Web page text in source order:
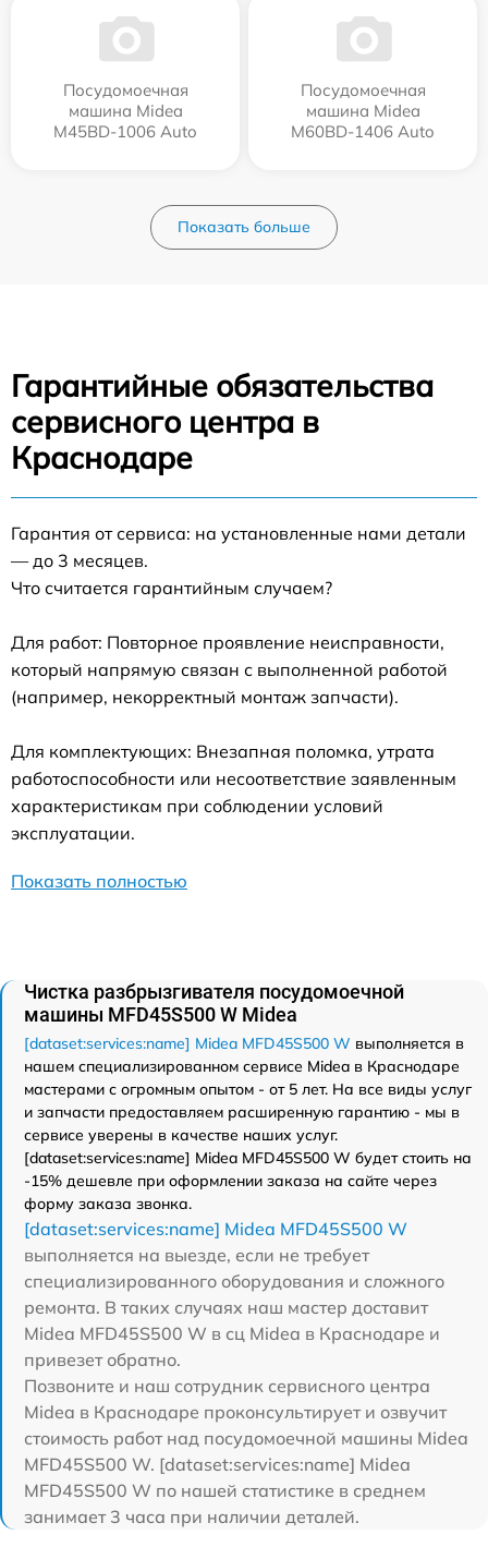
Посудомоечная
машина Midea
M45BD-1006 Auto
Посудомоечная
машина Midea
M60BD-1406 Auto
Показать больше
Гарантийные обязательства
сервисного центра в
Краснодаре
Гарантия от сервиса: на установленные нами детали
— до 3 месяцев.
Что считается гарантийным случаем?
Для работ: Повторное проявление неисправности,
который напрямую связан с выполненной работой
(например, некорректный монтаж запчасти).
Для комплектующих: Внезапная поломка, утрата
работоспособности или несоответствие заявленным
характеристикам при соблюдении условий
эксплуатации.
Показать полностью
Чистка разбрызгивателя посудомоечной
машины MFD45S500 W Midea
[dataset:services:name] Midea MFD45S500 W выполняется в
нашем специализированном сервисе Midea в Краснодаре
мастерами с огромным опытом - от 5 лет. На все виды услуг
и запчасти предоставляем расширенную гарантию - мы в
сервисе уверены в качестве наших услуг.
[dataset:services:name] Midea MFD45S500 W будет стоить на
-15% дешевле при оформлении заказа на сайте через
форму заказа звонка.
[dataset:services:name] Midea MFD45S500 W
выполняется на выезде, если не требует
специализированного оборудования и сложного
ремонта. В таких случаях наш мастер доставит
Midea MFD45S500 W в сц Midea в Краснодаре и
привезет обратно.
Позвоните и наш сотрудник сервисного центра
Midea в Краснодаре проконсультирует и озвучит
стоимость работ над посудомоечной машины Midea
MFD45S500 W. [dataset:services:name] Midea
MFD45S500 W по нашей статистике в среднем
занимает 3 часа при наличии деталей.